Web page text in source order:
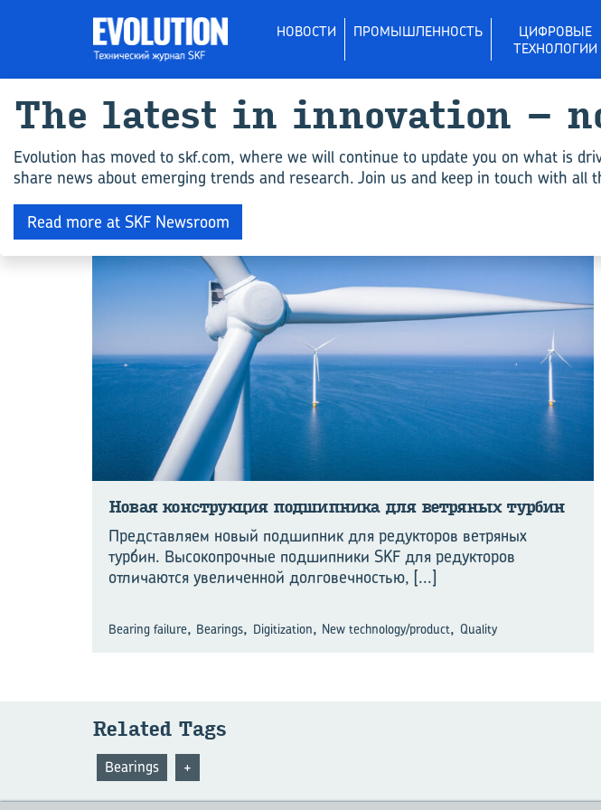
НОВОСТИ ПРОМЫШЛЕННОСТЬ
ЦИФРОВЫЕ
ТЕХНОЛОГИИ
All articles for "New
ИНЖЕНЕРНЫЕ КОМПЕТЕНЦИИ
Новая кон­струк­ция под­шип­ни­ка для вет­ря­ных тур­бин
Представляем новый подшипник для редукторов ветряных
турбин. Высокопрочные подшипники SKF для редукторов
отличаются увеличенной долговечностью, [...]
Bearing failure, Bearings, Digitization, New technology/product, Quality
Related Tags
+
Bearings
The latest in innovation –
Evolution has moved to skf.com, where we will continue to update you on what is
share news about emerging trends and research. Join us and keep in touch with all
Read more at SKF Newsroom